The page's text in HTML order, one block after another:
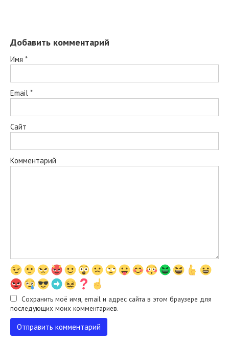
Добавить комментарий
Имя *
Email *
Сайт
Комментарий
Сохранить моё имя, email и адрес сайта в этом браузере для
последующих моих комментариев.